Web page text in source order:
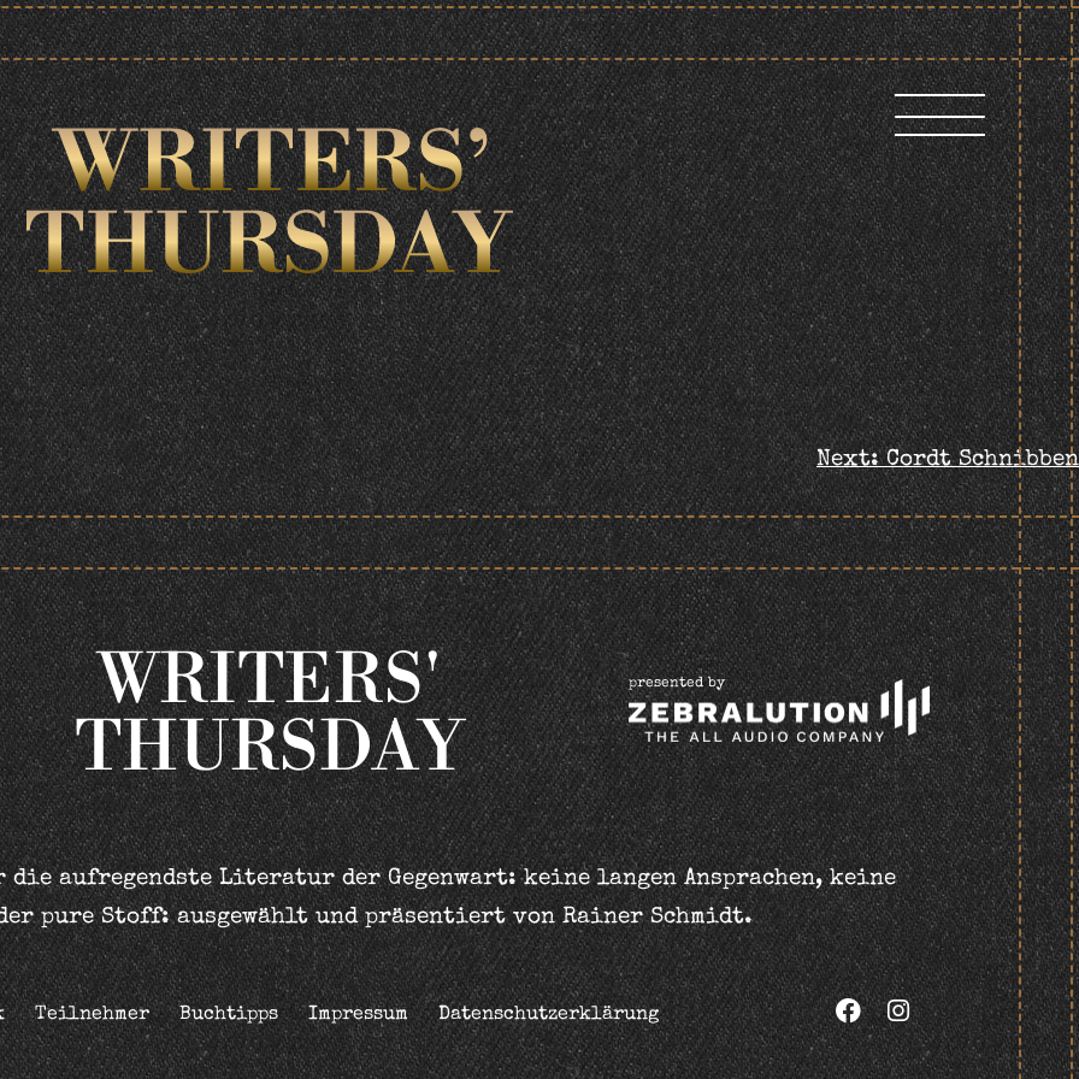
Next: Cordt Schnibben
WRITERS'
THURSDAY
presented by
aufregendste Literatur der Gegenwart: keine langen Ansprachen, keine
pure Stoff: ausgewählt und präsentiert von Rainer Schmidt.
Teilnehmer Buchtipps Impressum Datenschutzerklärung